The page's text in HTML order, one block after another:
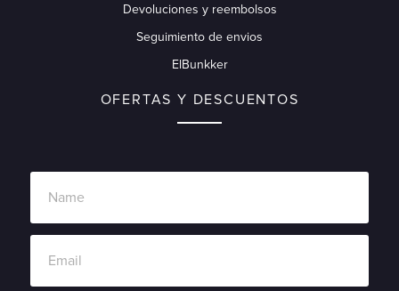
Devoluciones y reembolsos
Seguimiento de envios
ElBunkker
OFERTAS Y DESCUENTOS